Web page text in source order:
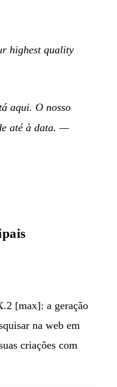
highest quality
aqui. O nosso
até à data. —
[max]: a geração
na web em
criações com